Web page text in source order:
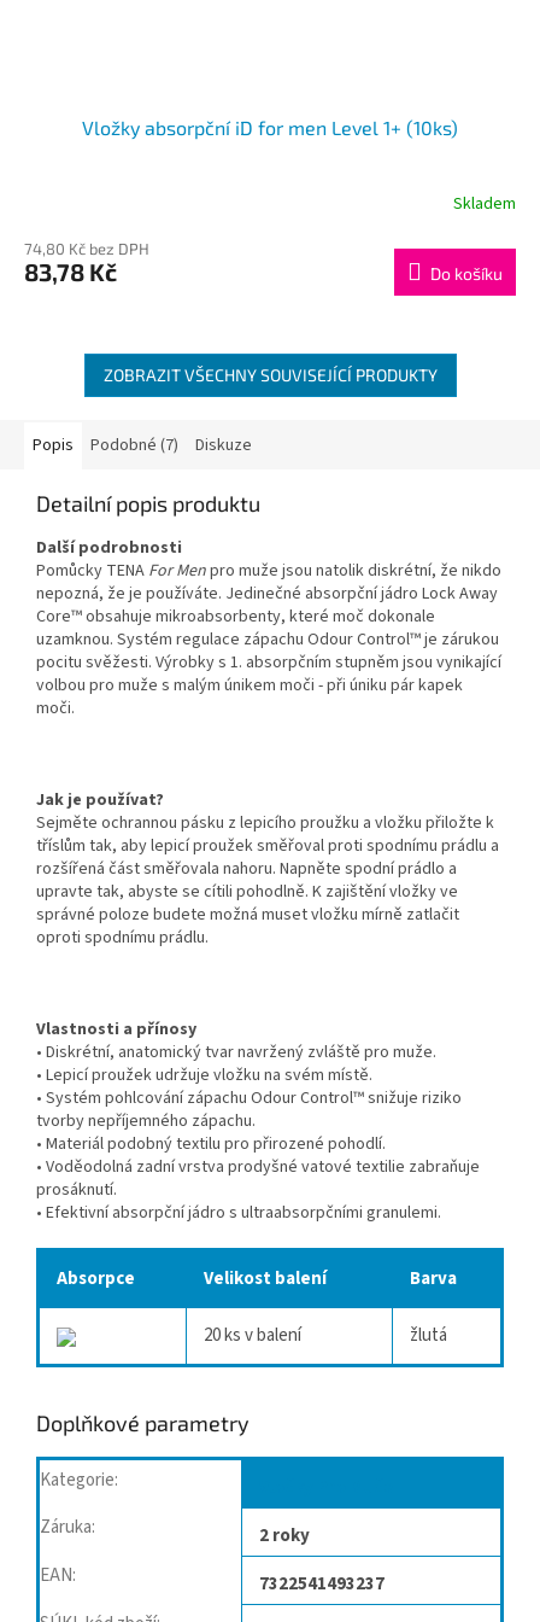
Vložky absorpční iD for men Level 1+ (10ks)
Skladem
74,80 Kč bez DPH
83,78 Kč Do košíku
ZOBRAZIT VŠECHNY SOUVISEJÍCÍ PRODUKTY
Popis Podobné (7) Diskuze
Detailní popis produktu
Další podrobnosti
Pomůcky TENA For Menpro muže jsou natolik diskrétní, že nikdo
nepozná, že je používáte. Jedinečné absorpční jádro Lock Away
Core™ obsahuje mikroabsorbenty, které moč dokonale
uzamknou. Systém regulace zápachu Odour Control™ je zárukou
pocitu svěžesti. Výrobky s 1. absorpčním stupněm jsou vynikající
volbou pro muže s malým únikem moči - při úniku pár kapek
moči.
Jak je používat?
Sejměte ochrannou pásku z lepicího proužku a vložku přiložte k
tříslům tak, aby lepicí proužek směřoval proti spodnímu prádlu a
rozšířená část směřovala nahoru. Napněte spodní prádlo a
upravte tak, abyste se cítili pohodlně. K zajištění vložky ve
správné poloze budete možná muset vložku mírně zatlačit
oproti spodnímu prádlu.
Vlastnosti a přínosy
• Diskrétní, anatomický tvar navržený zvláště pro muže.
• Lepicí proužek udržuje vložku na svém místě.
• Systém pohlcování zápachu Odour Control™ snižuje riziko
tvorby nepříjemného zápachu.
• Materiál podobný textilu pro přirozené pohodlí.
• Voděodolná zadní vrstva prodyšné vatové textilie zabraňuje
prosáknutí.
• Efektivní absorpční jádro s ultraabsorpčními granulemi.
Absorpce Velikost balení Barva
20 ks v balení žlutá
Doplňkové parametry
Kategorie:
Záruka:
2 roky
EAN:
7322541493237